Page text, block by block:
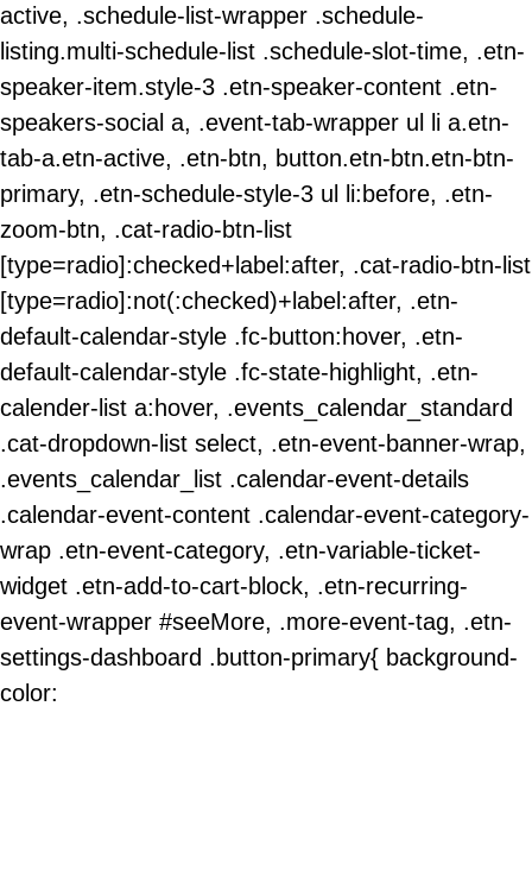
active, .schedule-list-wrapper .schedule-
listing.multi-schedule-list .schedule-slot-time, .etn-
speaker-item.style-3 .etn-speaker-content .etn-
speakers-social a, .event-tab-wrapper ul li a.etn-
tab-a.etn-active, .etn-btn, button.etn-btn.etn-btn-
primary, .etn-schedule-style-3 ul li:before, .etn-
zoom-btn, .cat-radio-btn-list
[type=radio]:checked+label:after, .cat-radio-btn-list
[type=radio]:not(:checked)+label:after, .etn-
default-calendar-style .fc-button:hover, .etn-
default-calendar-style .fc-state-highlight, .etn-
calender-list a:hover, .events_calendar_standard
.cat-dropdown-list select, .etn-event-banner-wrap,
.events_calendar_list .calendar-event-details
.calendar-event-content .calendar-event-category-
wrap .etn-event-category, .etn-variable-ticket-
widget .etn-add-to-cart-block, .etn-recurring-
event-wrapper #seeMore, .more-event-tag, .etn-
settings-dashboard .button-primary{ background-
color: